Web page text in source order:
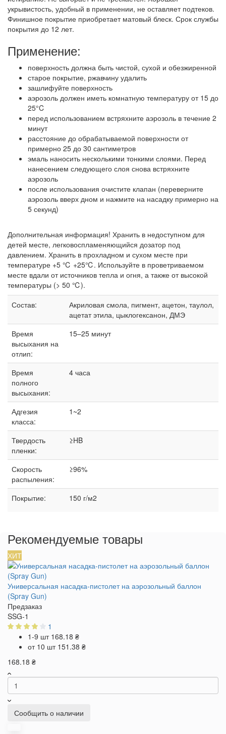
укрывистость, удобный в применении, не оставляет подтеков.
Финишное покрытие приобретает матовый блеск. Срок службы
покрытия до 12 лет.
Применение:
поверхность должна быть чистой, сухой и обезжиренной
старое покрытие, ржавчину удалить
зашлифуйте поверхность
аэрозоль должен иметь комнатную температуру от 15 до
25°C
перед использованием встряхните аэрозоль в течение 2
минут
расстояние до обрабатываемой поверхности от
примерно 25 до 30 сантиметров
эмаль наносить несколькими тонкими слоями. Перед
нанесением следующего слоя снова встряхните
аэрозоль
после использования очистите клапан (переверните
аэрозоль вверх дном и нажмите на насадку примерно на
5 секунд)
Дополнительная информация! Хранить в недоступном для
детей месте, легковоспламеняющийся дозатор под
давлением. Хранить в прохладном и сухом месте при
температуре +5 ℃ +25℃. Используйте в проветриваемом
месте вдали от источников тепла и огня, а также от высокой
температуры (> 50 ℃).
Состав:
Акриловая смола, пигмент, ацетон, таулол,
ацетат этила, цыклогексанон, ДМЭ
Время
высыхания на
отлип:
15–25 минут
Время
полного
высыхания:
4 часа
Адгезия
класса:
1~2
Твердость
пленки:
≥HB
Скорость
распыления:
≥96%
Покрытие: 150 г/м2
Рекомендуемые товары
ХИТ
Универсальная насадка-пистолет на аэрозольный баллон
(Spray Gun)
Предзаказ
SSG-1
1
1-9 шт 168.18 ₴
от 10 шт 151.38 ₴
168.18 ₴
Сообщить о наличии